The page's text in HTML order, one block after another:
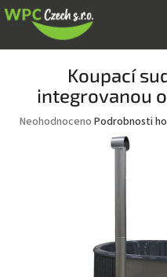
Přejít
na
Koupací
integrovanou
Průměrné
Neohodnoceno Podrobnosti